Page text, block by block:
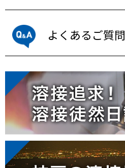
よくあるご質問